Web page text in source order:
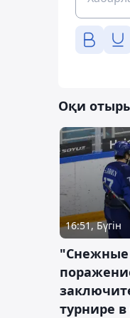
Оқи
16:51, Бүгін
"Снежные
турнире